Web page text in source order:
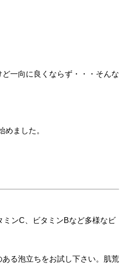
一向に良くならず・・・そんな
ました。
ンC、ビタミンBなど多様なビ
る泡立ちをお試し下さい。肌荒